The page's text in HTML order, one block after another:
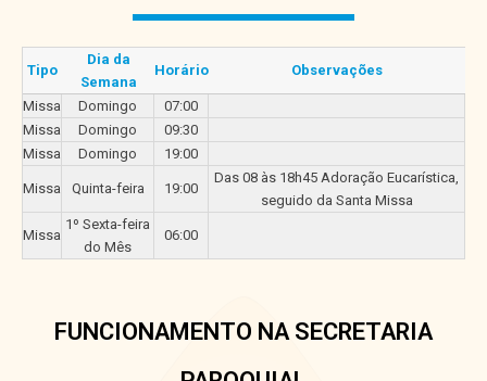
Tipo
Dia da
Semana
Horário Observações
Missa Domingo
07:00
Missa
Domingo
09:30
Missa
Domingo 19:00
Missa Quinta-feira 19:00
Das 08 às 18h45 Adoração Eucarística,
seguido da Santa Missa
Missa
1º Sexta-feira
do Mês
06:00
FUNCIONAMENTO NA SECRETARIA